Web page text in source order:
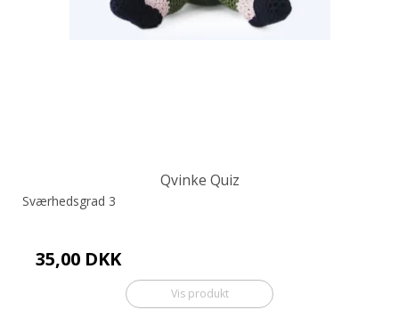
Qvinke Quiz
Sværhedsgrad 3
35,00 DKK
Vis produkt